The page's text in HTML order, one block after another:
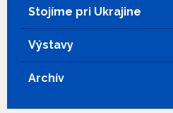
animované,
ako aj
premietnu
Stojíme pri Ukrajine
Výstavy
Archív